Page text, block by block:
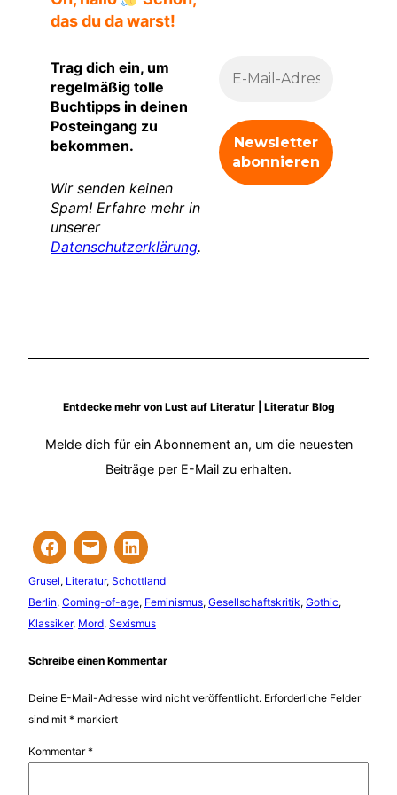
das du da warst!
Trag dich ein, um
regelmäßig tolle
Buchtipps in deinen
Posteingang zu
bekommen.
Wir senden keinen
Spam! Erfahre mehr in
unserer
Datenschutzerklärung.
Entdecke mehr von Lust auf Literatur | Literatur Blog
Melde dich für ein Abonnement an, um die neuesten
Beiträge per E-Mail zu erhalten.
Grusel, Literatur, Schottland
Berlin, Coming-of-age, Feminismus, Gesellschaftskritik, Gothic
Klassiker, Mord, Sexismus
Schreibe einen Kommentar
Deine E-Mail-Adresse wird nicht veröffentlicht. Erforderliche Felder
sind mit * markiert
Kommentar*